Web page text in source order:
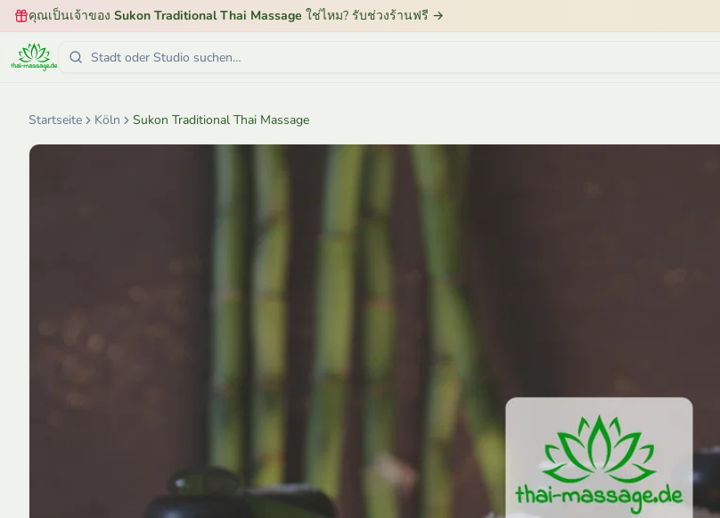
คุณเป็นเจ้าของ Sukon Traditional Thai Massage ใช่ไหม? รับช่วงร้านฟรี →
Startseite Köln Sukon Traditional Thai Massage